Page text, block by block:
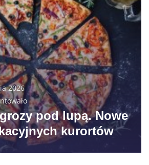
2026
pod lupą. Nowe
kurortów